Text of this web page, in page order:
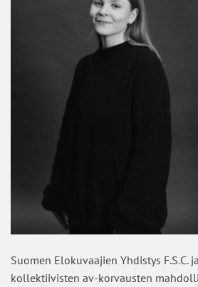
Suomen Elokuvaajien Yhdistys F.S.C.
kollektiivisten av-korvausten